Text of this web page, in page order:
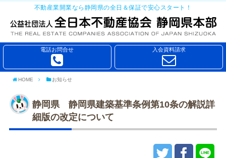
不動産業開業なら静岡県の全日＆保証で安心スタート！
電話お問合せ 入会資料請求
HOME お知らせ
静岡県 静岡県建築基準条例第10条の解説詳
細版の改定について